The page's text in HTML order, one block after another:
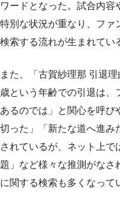
ワードとなった。試合内容
特別な状況が重なり、ファ
検索する流れが生まれてい
また、「古賀紗理那 引退
歳という年齢での引退は、
あるのでは」と関心を呼び
切った」「新たな道へ進み
されているが、ネット上で
題」など様々な推測がなさ
に関する検索も多くなって